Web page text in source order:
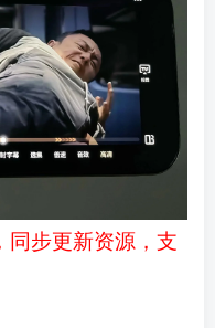
同步更新资源，支